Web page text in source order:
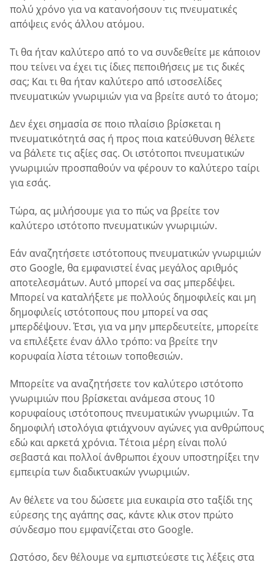
πολύ χρόνο για να κατανοήσουν τις πνευματικές
απόψεις ενός άλλου ατόμου.
Τι θα ήταν καλύτερο από το να συνδεθείτε με κάποιον
που τείνει να έχει τις ίδιες πεποιθήσεις με τις δικές
σας; Και τι θα ήταν καλύτερο από ιστοσελίδες
πνευματικών γνωριμιών για να βρείτε αυτό το άτομο;
Δεν έχει σημασία σε ποιο πλαίσιο βρίσκεται η
πνευματικότητά σας ή προς ποια κατεύθυνση θέλετε
να βάλετε τις αξίες σας. Οι ιστότοποι πνευματικών
γνωριμιών προσπαθούν να φέρουν το καλύτερο ταίρι
για εσάς.
Τώρα, ας μιλήσουμε για το πώς να βρείτε τον
καλύτερο ιστότοπο πνευματικών γνωριμιών.
Εάν αναζητήσετε ιστότοπους πνευματικών γνωριμιών
στο Google, θα εμφανιστεί ένας μεγάλος αριθμός
αποτελεσμάτων. Αυτό μπορεί να σας μπερδέψει.
Μπορεί να καταλήξετε με πολλούς δημοφιλείς και μη
δημοφιλείς ιστότοπους που μπορεί να σας
μπερδέψουν. Έτσι, για να μην μπερδευτείτε, μπορείτε
να επιλέξετε έναν άλλο τρόπο: να βρείτε την
κορυφαία λίστα τέτοιων τοποθεσιών.
Μπορείτε να αναζητήσετε τον καλύτερο ιστότοπο
γνωριμιών που βρίσκεται ανάμεσα στους 10
κορυφαίους ιστότοπους πνευματικών γνωριμιών. Τα
δημοφιλή ιστολόγια φτιάχνουν αγώνες για ανθρώπους
εδώ και αρκετά χρόνια. Τέτοια μέρη είναι πολύ
σεβαστά και πολλοί άνθρωποι έχουν υποστηρίξει την
εμπειρία των διαδικτυακών γνωριμιών.
Αν θέλετε να του δώσετε μια ευκαιρία στο ταξίδι της
εύρεσης της αγάπης σας, κάντε κλικ στον πρώτο
σύνδεσμο που εμφανίζεται στο Google.
Ωστόσο, δεν θέλουμε να εμπιστεύεστε τις λέξεις στα